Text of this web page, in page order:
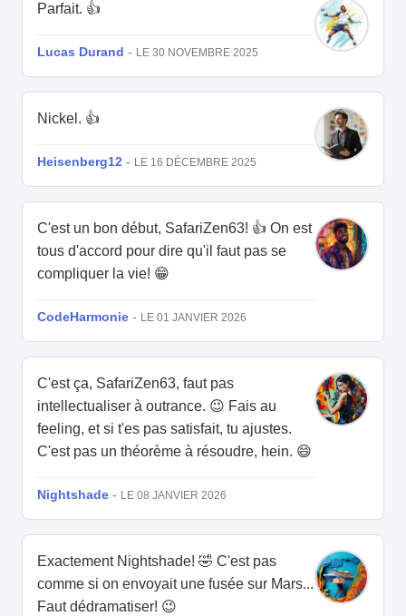
Parfait. 👍
Lucas Durand - LE 30 NOVEMBRE 2025
Nickel. 👍
Heisenberg12 - LE 16 DÉCEMBRE 2025
C'est un bon début, SafariZen63! 👍 On est
tous d'accord pour dire qu'il faut pas se
compliquer la vie! 😁
CodeHarmonie - LE 01 JANVIER 2026
C'est ça, SafariZen63, faut pas
intellectualiser à outrance. 😉 Fais au
feeling, et si t'es pas satisfait, tu ajustes.
C'est pas un théorème à résoudre, hein. 😄
Nightshade - LE 08 JANVIER 2026
Exactement Nightshade! 🤣 C'est pas
comme si on envoyait une fusée sur Mars...
Faut dédramatiser! 😉